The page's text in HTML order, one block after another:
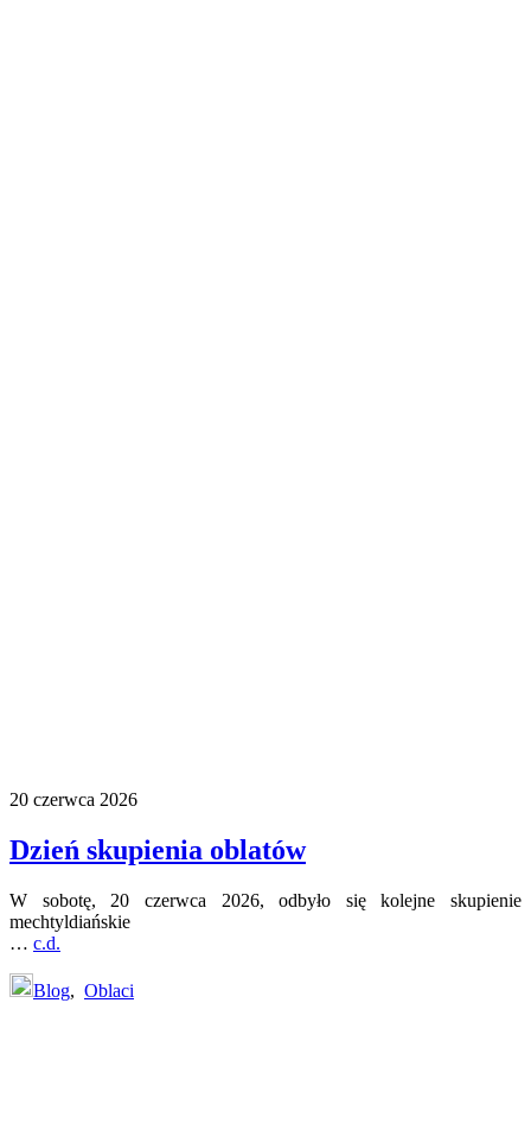
20 czerwca 2026
Dzień skupienia oblatów
W sobotę, 20 czerwca 2026, odbyło się kolejne skupienie
mechtyldiańskie
… c.d.
Blog, Oblaci